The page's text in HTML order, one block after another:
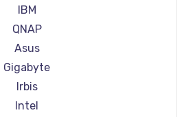
ОС
1360 руб.
Заказать
петель
IBM
QNAP
Asus
Gigabyte
Irbis
Intel